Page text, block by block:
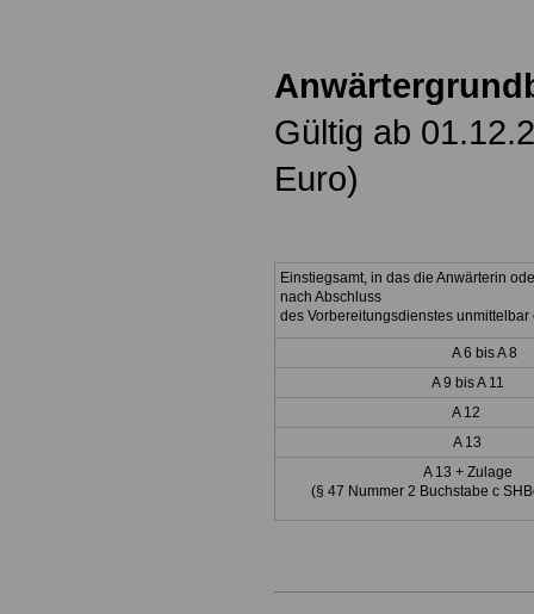
Gültig ab
Euro)
Einstiegsamt, in das die Anwärterin
nach Abschluss
des Vorbereitungsdienstes unmittelbar
A 6 bis A 8
A 9 bis A 11
A 12
A 13
A 13 + Zulage
(§ 47 Nummer 2 Buchstabe c